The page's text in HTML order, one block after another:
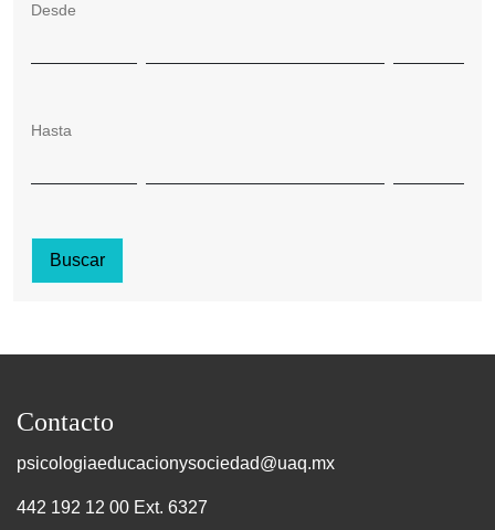
Desde
Hasta
Buscar
Contacto
psicologiaeducacionysociedad@uaq.mx
442 192 12 00 Ext. 6327